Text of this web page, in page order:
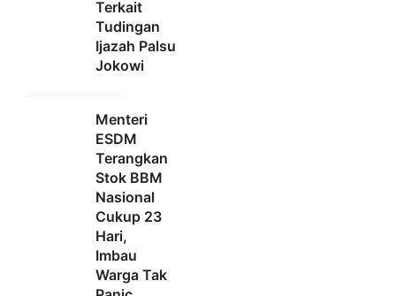
Terkait
Tudingan
Ijazah Palsu
Jokowi
Menteri
ESDM
Terangkan
Stok BBM
Nasional
Cukup 23
Hari,
Imbau
Warga Tak